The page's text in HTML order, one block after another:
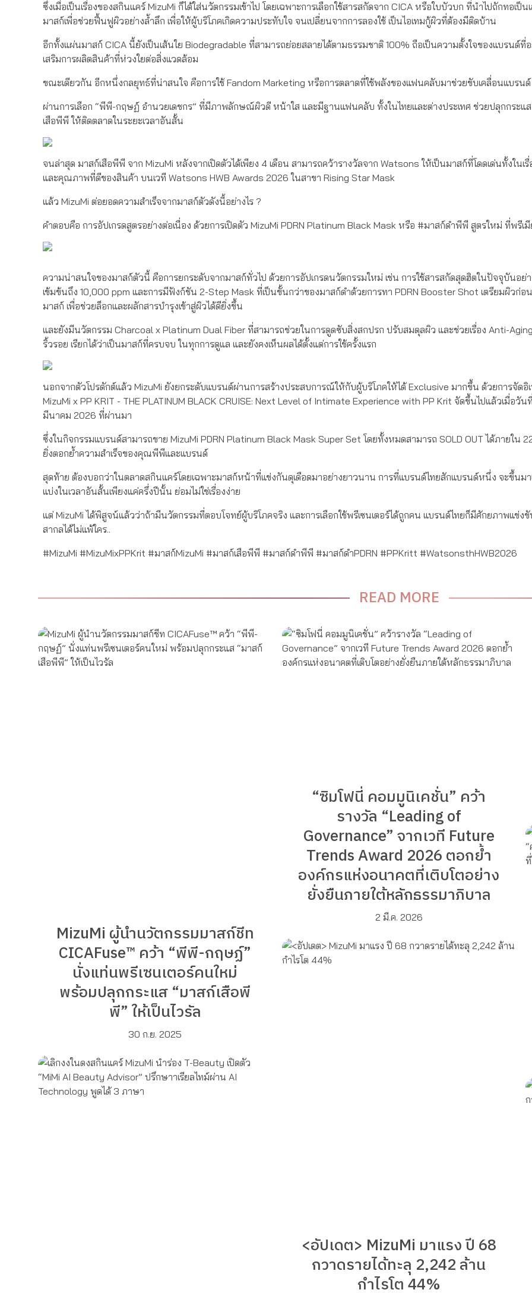
ซึ่งเมื่อเป็นเรื่องของสกินแคร์ MizuMi ก็ได้ใส่นวัตกรรมเข้าไป โดยเฉพาะการเลือกใช้สารสกัดจาก CICA หรือใบบัวบก ที่นำไปถักทอเป็น
มาสก์เพื่อช่วยฟื้นฟูผิวอย่างล้ำลึก เพื่อให้ผู้บริโภคเกิดความประทับใจ จนเปลี่ยนจากการลองใช้ เป็นไอเทมกู้ผิวที่ต้องมีติดบ้าน
อีกทั้งแผ่นมาสก์ CICA นี้ยังเป็นเส้นใย Biodegradable ที่สามารถย่อยสลายได้ตามธรรมชาติ 100% ถือเป็นความตั้งใจของแบรนด์ที่
เสริมการผลิตสินค้าที่ห่วงใยต่อสิ่งแวดล้อม
ขณะเดียวกัน อีกหนึ่งกลยุทธ์ที่น่าสนใจ คือการใช้ Fandom Marketing หรือการตลาดที่ใช้พลังของแฟนคลับมาช่วยขับเคลื่อนแบรนด์
ผ่านการเลือก “พีพี-กฤษฏ์ อำนวยเดชกร” ที่มีภาพลักษณ์ผิวดี หน้าใส และมีฐานแฟนคลับ ทั้งในไทยและต่างประเทศ ช่วยปลุกกระแ
เสือพีพี ให้ติดตลาดในระยะเวลาอันสั้น
จนล่าสุด มาสก์เสือพีพี จาก MizuMi หลังจากเปิดตัวได้เพียง 4 เดือน สามารถคว้ารางวัลจาก Watsons ให้เป็นมาสก์ที่โดดเด่นทั้งในเ
และคุณภาพที่ดีของสินค้า บนเวที Watsons HWB Awards 2026 ในสาขา Rising Star Mask
แล้ว MizuMi ต่อยอดความสำเร็จจากมาสก์ตัวดังนี้อย่างไร ?
คำตอบคือ การอัปเกรดสูตรอย่างต่อเนื่อง ด้วยการเปิดตัว MizuMi PDRN Platinum Black Mask หรือ #มาสก์ดำพีพี สูตรใหม่ ที่พรีเ
ความน่าสนใจของมาสก์ตัวนี้ คือการยกระดับจากมาสก์ทั่วไป ด้วยการอัปเกรดนวัตกรรมใหม่ เช่น การใช้สารสกัดสุดฮิตในปัจจุบันอย่า
เข้มข้นถึง 10,000 ppm และการมีฟังก์ชัน 2-Step Mask ที่เป็นขั้นกว่าของมาสก์ดำด้วยการทา PDRN Booster Shot เตรียมผิวก่อ
มาสก์ เพื่อช่วยล็อกและผลักสารบำรุงเข้าสู่ผิวได้ดียิ่งขึ้น
และยังมีนวัตกรรม Charcoal x Platinum Dual Fiber ที่สามารถช่วยในการดูดซับสิ่งสกปรก ปรับสมดุลผิว และช่วยเรื่อง Anti-
ริ้วรอย เรียกได้ว่าเป็นมาสก์ที่ครบจบ ในทุกการดูแล และยังคงเห็นผลได้ตั้งแต่การใช้ครั้งแรก
นอกจากตัวโปรดักต์แล้ว MizuMi ยังยกระดับแบรนด์ผ่านการสร้างประสบการณ์ให้กับผู้บริโภคให้ได้ Exclusive มากขึ้น ด้วยการจัดอิ
MizuMi x PP KRIT - THE PLATINUM BLACK CRUISE: Next Level of Intimate Experience with PP Krit จัดขึ้นไปแล้วเมื่อวัน
มีนาคม 2026 ที่ผ่านมา
ซึ่งในกิจกรรมแบรนด์สามารถขาย MizuMi PDRN Platinum Black Mask Super Set โดยทั้งหมดสามารถ SOLD OUT ได้ภายใน
ยิ่งตอกย้ำความสำเร็จของคุณพีพีและแบรนด์
สุดท้าย ต้องบอกว่าในตลาดสกินแคร์โดยเฉพาะมาสก์หน้าที่แข่งกันดุเดือดมาอย่างยาวนาน การที่แบรนด์ไทยสักแบรนด์หนึ่ง จะขึ้นม
แบ่งในเวลาอันสั้นเพียงแค่ครึ่งปีนั้น ย่อมไม่ใช่เรื่องง่าย
แต่ MizuMi ได้พิสูจน์แล้วว่าถ้ามีนวัตกรรมที่ตอบโจทย์ผู้บริโภคจริง และการเลือกใช้พรีเซนเตอร์ได้ถูกคน แบรนด์ไทยก็มีศักยภาพแข่ง
สากลได้ไม่แพ้ใคร..
#MizuMi #MizuMixPPKrit #มาสก์MizuMi #มาสก์เสือพีพี #มาสก์ดำพีพี #มาสก์ดำPDRN #PPKritt #WatsonsthHWB2026
READ MORE
MizuMi ผู้นำนวัตกรรมมาสก์ชีท
CICAFuse™ คว้า “พีพี-กฤษฏ์”
นั่งแท่นพรีเซนเตอร์คนใหม่
พร้อมปลุกกระแส “มาสก์เสือพี
พี” ให้เป็นไวรัล
30 ก.ย. 2025
“ซิมโฟนี่ คอมมูนิเคชั่น” คว้า
รางวัล “Leading of
Governance” จากเวที Future
Trends Award 2026 ตอกย้ำ
องค์กรแห่งอนาคตที่เติบโตอย่าง
ยั่งยืนภายใต้หลักธรรมาภิบาล
2 มี.ค. 2026
<อัปเดต> MizuMi มาแรง ปี 68
กวาดรายได้ทะลุ 2,242 ล้าน
กำไรโต 44%